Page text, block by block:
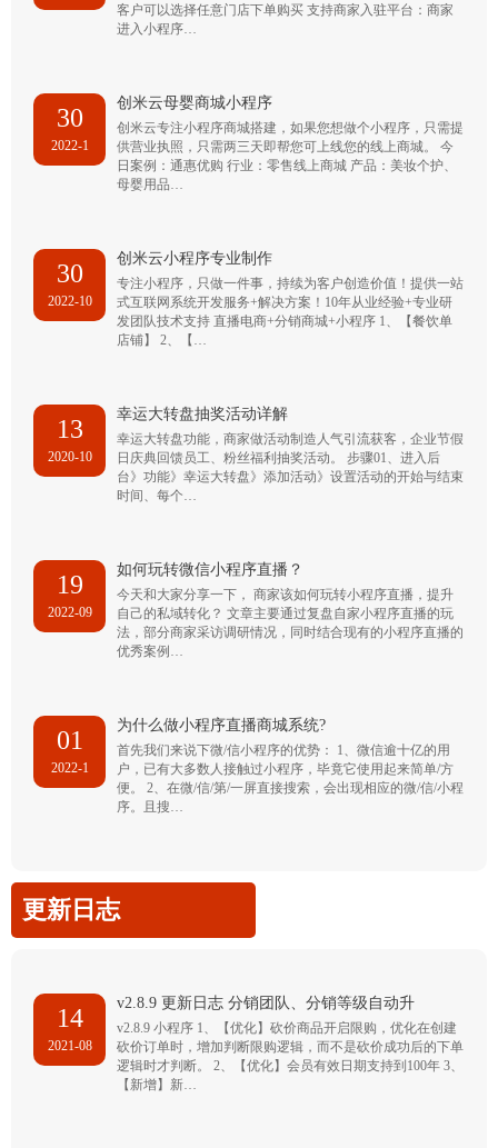
客户可以选择任意门店下单购买 支持商家入驻平台：商家
进入小程序…
30
2022-1
创米云母婴商城小程序
创米云专注小程序商城搭建，如果您想做个小程序，只需提
供营业执照，只需两三天即帮您可上线您的线上商城。 今
日案例：通惠优购 行业：零售线上商城 产品：美妆个护、
母婴用品…
30
2022-10
创米云小程序专业制作
专注小程序，只做一件事，持续为客户创造价值！提供一站
式互联网系统开发服务+解决方案！10年从业经验+专业研
发团队技术支持 直播电商+分销商城+小程序 1、【餐饮单
店铺】 2、【…
13
2020-10
幸运大转盘抽奖活动详解
幸运大转盘功能，商家做活动制造人气引流获客，企业节假
日庆典回馈员工、粉丝福利抽奖活动。 步骤01、进入后
台》功能》幸运大转盘》添加活动》设置活动的开始与结束
时间、每个…
19
2022-09
如何玩转微信小程序直播？
今天和大家分享一下， 商家该如何玩转小程序直播，提升
自己的私域转化？ 文章主要通过复盘自家小程序直播的玩
法，部分商家采访调研情况，同时结合现有的小程序直播的
优秀案例…
01
2022-1
为什么做小程序直播商城系统?
首先我们来说下微/信小程序的优势： 1、微信逾十亿的用
户，已有大多数人接触过小程序，毕竟它使用起来简单/方
便。 2、在微/信/第/一屏直接搜索，会出现相应的微/信/小程
序。且搜…
更新日志
14
2021-08
v2.8.9 更新日志 分销团队、分销等级自动升
v2.8.9 小程序 1、【优化】砍价商品开启限购，优化在创建
砍价订单时，增加判断限购逻辑，而不是砍价成功后的下单
逻辑时才判断。 2、【优化】会员有效日期支持到100年 3、
【新增】新…